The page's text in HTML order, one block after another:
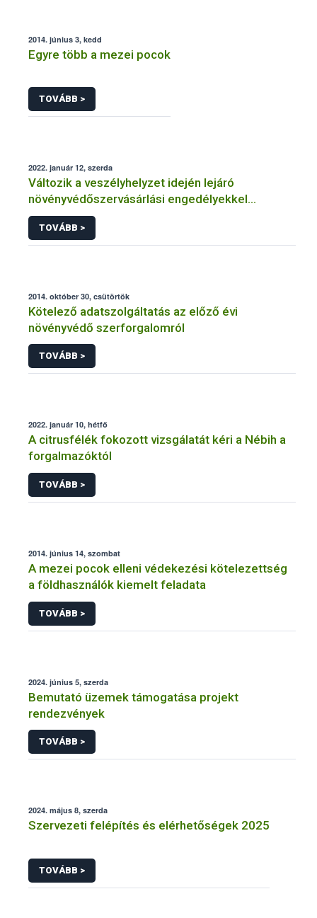
2014. június 3, kedd
Egyre több a mezei pocok
TOVÁBB >
2022. január 12, szerda
Változik a veszélyhelyzet idején lejáró
növényvédőszervásárlási engedélyekkel
kapcsolatos szabályozás
TOVÁBB >
2014. október 30, csütörtök
Kötelező adatszolgáltatás az előző évi
növényvédő szerforgalomról
TOVÁBB >
2022. január 10, hétfő
A citrusfélék fokozott vizsgálatát kéri a Nébih a
forgalmazóktól
TOVÁBB >
2014. június 14, szombat
A mezei pocok elleni védekezési kötelezettség
a földhasználók kiemelt feladata
TOVÁBB >
2024. június 5, szerda
Bemutató üzemek támogatása projekt
rendezvények
TOVÁBB >
2024. május 8, szerda
Szervezeti felépítés és elérhetőségek 2025
TOVÁBB >